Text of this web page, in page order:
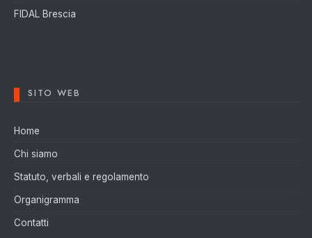
FIDAL Brescia
SITO WEB
Home
Chi siamo
Statuto, verbali e regolamento
Organigramma
Contatti